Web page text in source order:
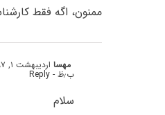
ممنون، اگه فقط
مهسا
ب٫ظ - Reply
سلام